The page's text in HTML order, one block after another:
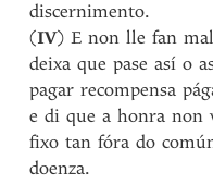
discernimento.
(IV) E non lle fan
deixa que pase así o
pagar recompensa
e di que a honra non
fixo tan fóra do
doenza.